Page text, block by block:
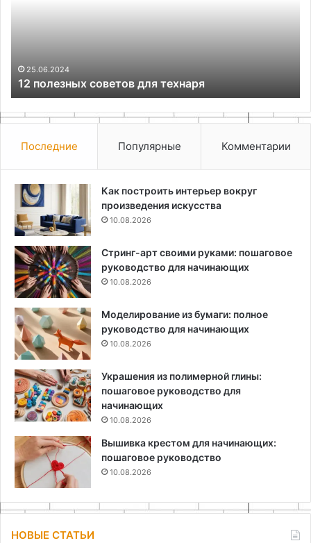
25.06.2024
12 полезных советов для технаря
Последние Популярные Комментарии
Как построить интерьер вокруг
произведения искусства
10.08.2026
Стринг-арт своими руками: пошаговое
руководство для начинающих
10.08.2026
Моделирование из бумаги: полное
руководство для начинающих
10.08.2026
Украшения из полимерной глины:
пошаговое руководство для
начинающих
10.08.2026
Вышивка крестом для начинающих:
пошаговое руководство
10.08.2026
НОВЫЕ СТАТЬИ